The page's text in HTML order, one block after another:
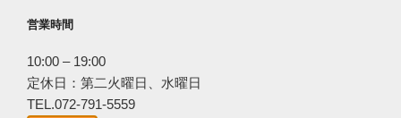
営業時間
10:00 – 19:00
定休日：第二火曜日、水曜日
TEL.072-791-5559